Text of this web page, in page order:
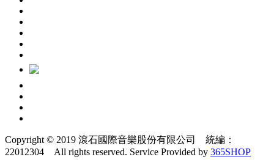
Copyright © 2019 滾石國際音樂股份有限公司 統編：
22012304 All rights reserved. Service Provided by 365SHOP